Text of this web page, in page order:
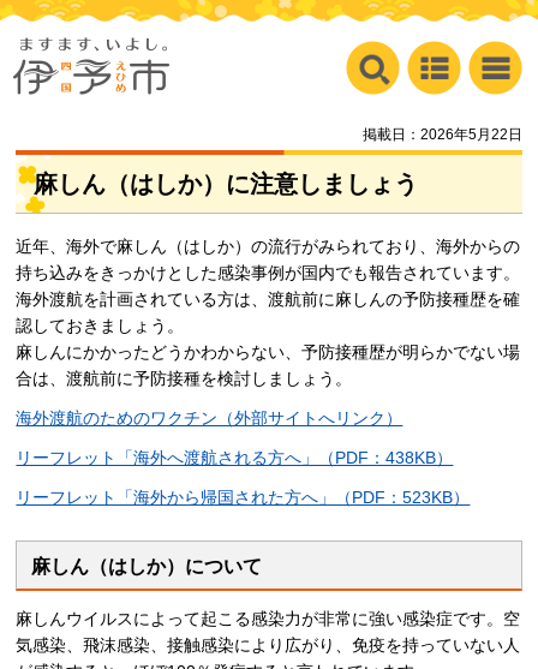
掲載日：2026年5月22日
麻しん（はしか）に注意しましょう
近年、海外で麻しん（はしか）の流行がみられており、海外からの
持ち込みをきっかけとした感染事例が国内でも報告されています。
海外渡航を計画されている方は、渡航前に麻しんの予防接種歴を確
認しておきましょう。
麻しんにかかったどうかわからない、予防接種歴が明らかでない場
合は、渡航前に予防接種を検討しましょう。
海外渡航のためのワクチン（外部サイトへリンク）
リーフレット「海外へ渡航される方へ」（PDF：438KB）
リーフレット「海外から帰国された方へ」（PDF：523KB）
麻しん（はしか）について
麻しんウイルスによって起こる感染力が非常に強い感染症です。空
気感染、飛沫感染、接触感染により広がり、免疫を持っていない人